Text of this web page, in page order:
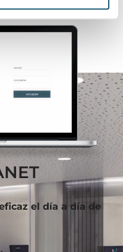
el día a día de